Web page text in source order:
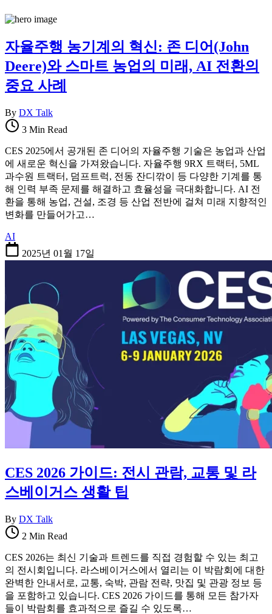
자율주행 농기계의 혁신: 존 디어(John
Deere)와 스마트 농업의 미래, AI 전환의
중요 사례
By DX Talk
3 Min Read
CES 2025에서 공개된 존 디어의 자율주행 기술은 농업과 산업
에 새로운 혁신을 가져왔습니다. 자율주행 9RX 트랙터, 5ML
과수원 트랙터, 덤프트럭, 전동 잔디깎이 등 다양한 기계를 통
해 인력 부족 문제를 해결하고 효율성을 극대화합니다. AI 전
환을 통해 농업, 건설, 조경 등 산업 전반에 걸쳐 미래 지향적인
변화를 만들어가고…
AI
2025년 01월 17일
CES 2026 가이드: 전시 관람, 교통 및 라
스베이거스 생활 팁
By DX Talk
2 Min Read
CES 2026는 최신 기술과 트렌드를 직접 경험할 수 있는 최고
의 전시회입니다. 라스베이거스에서 열리는 이 박람회에 대한
완벽한 안내서로, 교통, 숙박, 관람 전략, 맛집 및 관광 정보 등
을 포함하고 있습니다. CES 2026 가이드를 통해 모든 참가자
들이 박람회를 효과적으로 즐길 수 있도록…